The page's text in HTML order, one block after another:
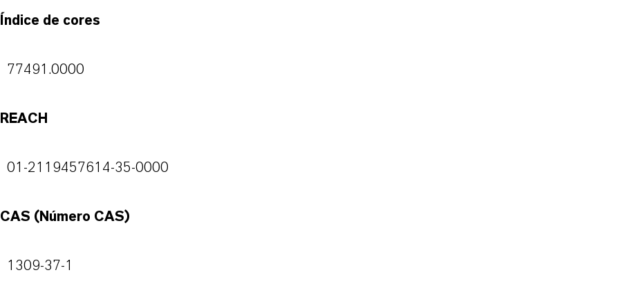
Índice de cores
77491.0000
REACH
01-2119457614-35-0000
CAS (Número CAS)
1309-37-1